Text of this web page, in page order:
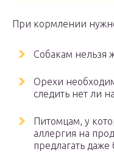
При кормлении
Собакам нельзя
Орехи
следить нет ли
Питомцам, у
аллергия на
предлагать